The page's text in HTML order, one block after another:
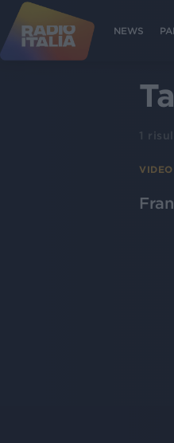
NEWS
1
VIDEO